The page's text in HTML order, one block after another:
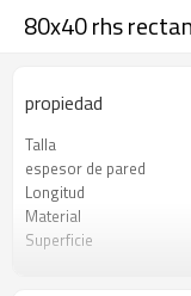
80x40 rhs
propiedad
Talla
espesor de pared
Longitud
Material
Superficie